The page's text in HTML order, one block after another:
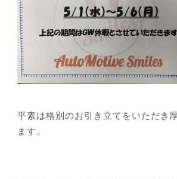
お知らせ
会社概要
平素は格別のお引き立てをいただき
ます。